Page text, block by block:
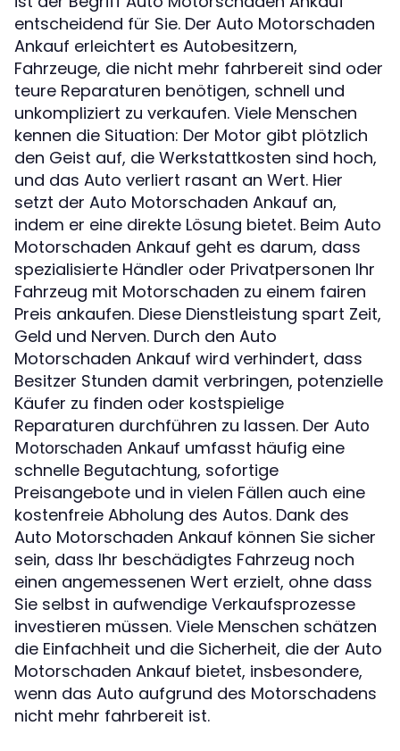
entscheidend für Sie. Der Auto Motorschaden
Ankauf erleichtert es Autobesitzern,
Fahrzeuge, die nicht mehr fahrbereit sind oder
teure Reparaturen benötigen, schnell und
unkompliziert zu verkaufen. Viele Menschen
kennen die Situation: Der Motor gibt plötzlich
den Geist auf, die Werkstattkosten sind hoch,
und das Auto verliert rasant an Wert. Hier
setzt der Auto Motorschaden Ankauf an,
indem er eine direkte Lösung bietet. Beim Auto
Motorschaden Ankauf geht es darum, dass
spezialisierte Händler oder Privatpersonen Ihr
Fahrzeug mit Motorschaden zu einem fairen
Preis ankaufen. Diese Dienstleistung spart Zeit,
Geld und Nerven. Durch den Auto
Motorschaden Ankauf wird verhindert, dass
Besitzer Stunden damit verbringen, potenzielle
Käufer zu finden oder kostspielige
Reparaturen durchführen zu lassen. Der Auto
Motorschaden Ankauf umfasst häufig eine
schnelle Begutachtung, sofortige
Preisangebote und in vielen Fällen auch eine
kostenfreie Abholung des Autos. Dank des
Auto Motorschaden Ankauf können Sie sicher
sein, dass Ihr beschädigtes Fahrzeug noch
einen angemessenen Wert erzielt, ohne dass
Sie selbst in aufwendige Verkaufsprozesse
investieren müssen. Viele Menschen schätzen
die Einfachheit und die Sicherheit, die der Auto
Motorschaden Ankauf bietet, insbesondere,
wenn das Auto aufgrund des Motorschadens
nicht mehr fahrbereit ist.